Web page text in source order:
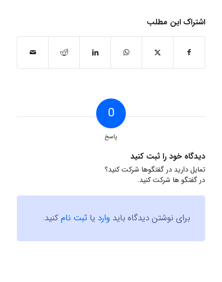
اشتراک این مطلب
0
پاسخ
دیدگاه خود را ثبت کنید
تمایل دارید در گفتگوها شرکت کنید؟
در گفتگو ها شرکت کنید.
برای نوشتن دیدگاه باید وارد یا ثبت نامکنید.